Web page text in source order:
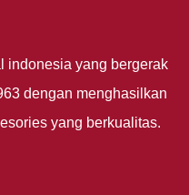
indonesia yang bergerak
dengan menghasilkan
yang berkualitas.